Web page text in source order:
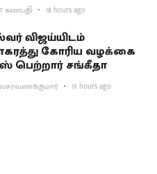
18 hours ago
விஜய்யிடம்
கோரிய வழக்கை
பெற்றார் சங்கீதா
19 hours ago